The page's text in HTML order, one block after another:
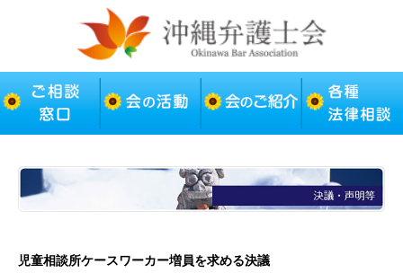
児童相談所ケースワーカー増員を求める決議